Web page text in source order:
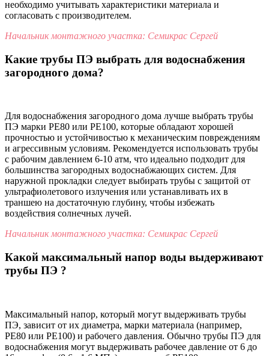
необходимо учитывать характеристики материала и
согласовать с производителем.
Начальник монтажного участка: Семикрас Сергей
Какие трубы ПЭ выбрать для водоснабжения
загородного дома?
Для водоснабжения загородного дома лучше выбрать трубы
ПЭ марки PE80 или PE100, которые обладают хорошей
прочностью и устойчивостью к механическим повреждениям
и агрессивным условиям. Рекомендуется использовать трубы
с рабочим давлением 6-10 атм, что идеально подходит для
большинства загородных водоснабжающих систем. Для
наружной прокладки следует выбирать трубы с защитой от
ультрафиолетового излучения или устанавливать их в
траншею на достаточную глубину, чтобы избежать
воздействия солнечных лучей.
Начальник монтажного участка: Семикрас Сергей
Какой максимальный напор воды выдерживают
трубы ПЭ ?
Максимальный напор, который могут выдерживать трубы
ПЭ, зависит от их диаметра, марки материала (например,
PE80 или PE100) и рабочего давления. Обычно трубы ПЭ для
водоснабжения могут выдерживать рабочее давление от 6 до